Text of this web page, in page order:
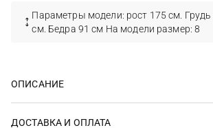
Параметры модели: рост 175 см. Грудь
см. Бедра 91 см На модели размер: 8
ОПИСАНИЕ
ДОСТАВКА И ОПЛАТА